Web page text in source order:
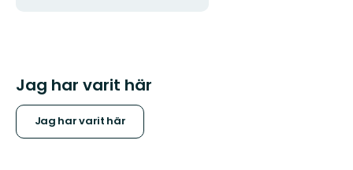
Jag har varit här
Jag har varit här